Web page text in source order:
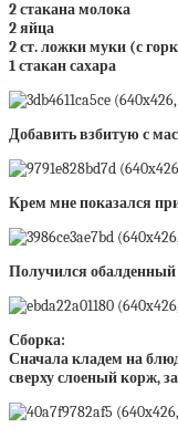
2 стакана молока
2 яйца
2 ст. ложки муки (с
1 стакан сахара
Добавить взбитую с
Крем мне показался
Получился
Сборка:
Сначала кладем на
сверху слоеный корж,